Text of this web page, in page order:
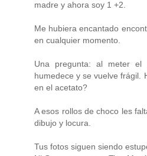
madre y ahora soy 1 +2.
Me hubiera encantado
en cualquier momento.
Una pregunta: al meter
humedece y se vuelve frágil.
en el acetato?
A esos rollos de choco les
dibujo y locura.
Tus fotos siguen siendo